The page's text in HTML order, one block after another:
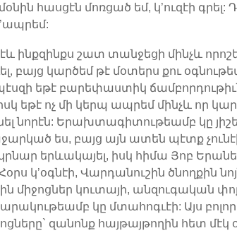
հասցէն մոռցած եմ, կ’ուզէի գրել:
ինքզինքս շատ տանջեցի մինչև
բայց կարծեմ թէ մօտերս քու
եթէ բարեփաստիկ
եթէ ոչ մի կերպ ապրեմ մինչև որ
նորէն: Երախտագիտութեամբ կը
ես, բայց այն ատեն պէտք
երևակայել, իսկ հիմա Յոբ
կ’օգնէի, Վարդանուշին ծնողքին
միջոցներ կուտայի, անզուգական
կը մտահոգւէի: Այս
զանոնք հայթայթողին հետ մէկ